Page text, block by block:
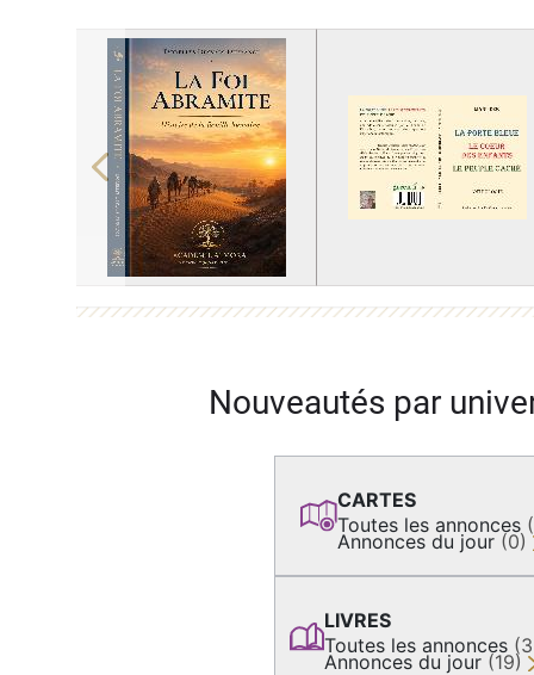
Previous
Nouveautés par
CARTES
Toutes les annonces
Annonces du jour (0)
LIVRES
Toutes les annonces
Annonces du jour (19)